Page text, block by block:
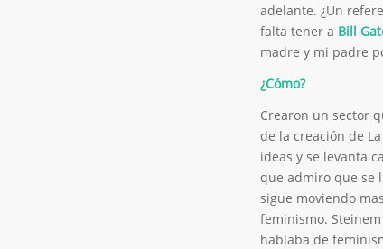
adelante. ¿Un
falta tener a Bill
madre y mi padre
¿Cómo?
Crearon un sector
de la creación de
ideas y se levanta
que admiro que se
sigue moviendo
feminismo.
hablaba de